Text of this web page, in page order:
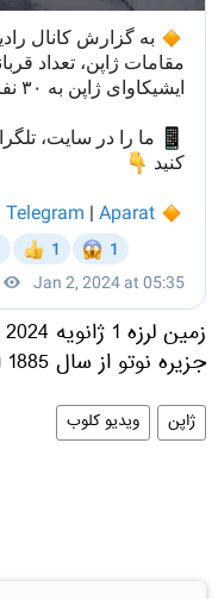
جزیره نوتو از سال 1885 است.
ژاپن ویدیو کلوب